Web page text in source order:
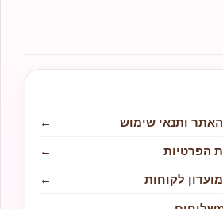
האתר ותנאי שימוש
←
הפרטיות
←
לקוחות
←